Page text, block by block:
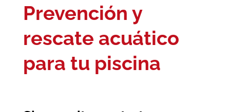
Prevención y
rescate acuático
para tu piscina